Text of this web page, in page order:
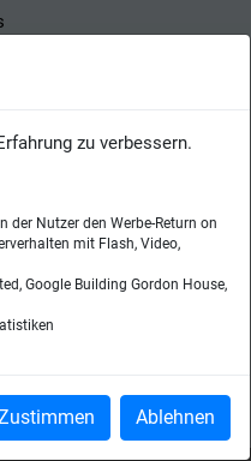
zu verbessern.
der Nutzer den Werbe-Return on
mit Flash, Video,
Google Building Gordon House,
Ablehnen